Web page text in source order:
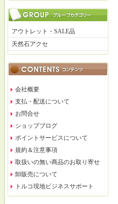
アウトレット・SALE品
天然石アクセ
会社概要
支払・配送について
お問合せ
ショップブログ
ポイントサービスについて
規約＆注意事項
取扱いの無い商品のお取り寄せ
卸販売について
トルコ現地ビジネスサポート